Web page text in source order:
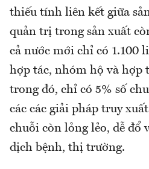
thiếu tính liên kết giữa
quản trị trong sản xuất
cả nước mới chỉ có 1.100
hợp tác, nhóm hộ và hợp
trong đó, chỉ có 5% số
các các giải pháp truy
chuỗi còn lỏng lẻo, dễ đổ
dịch bệnh, thị trường.